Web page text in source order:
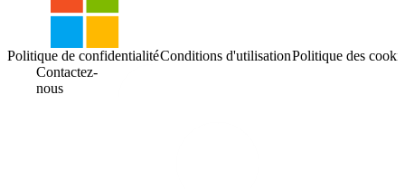
Contactez-
nous
Politique de confidentialitéConditions d'utilisationPolitique des